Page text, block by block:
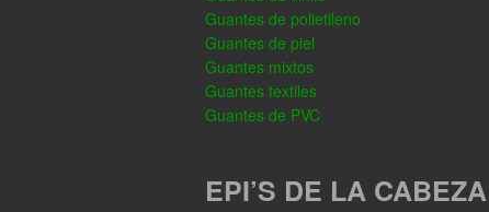
Guantes de polietileno
Guantes de piel
Guantes mixtos
Guantes textiles
Guantes de PVC
EPI’S DE LA CABEZA